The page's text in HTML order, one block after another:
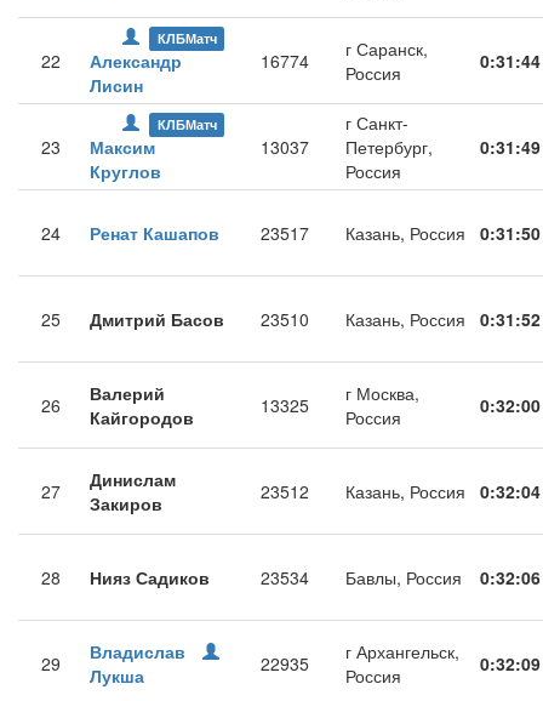
22
КЛБМатч
Александр
Лисин
16774
г Саранск,
Россия
0:31:44
23
КЛБМатч
Максим
Круглов
13037
г Санкт-
Петербург,
Россия
0:31:49
24 Ренат Кашапов 23517 Казань, Россия 0:31:50
25 Дмитрий Басов 23510 Казань, Россия 0:31:52
26
Валерий
Кайгородов
13325
г Москва,
Россия
0:32:00
27
Динислам
Закиров
23512 Казань, Россия 0:32:04
28 Нияз Садиков 23534 Бавлы, Россия 0:32:06
29
Владислав
Лукша
22935
г Архангельск,
Россия
0:32:09